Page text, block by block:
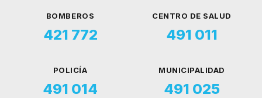
BOMBEROS
421 772
CENTRO DE SALUD
491 011
POLICÍA
491 014
MUNICIPALIDAD
491 025